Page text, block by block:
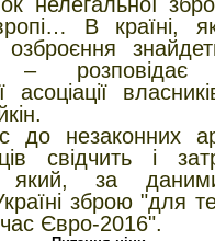
В країні,
озброєння
– розповідає
асоціації
до незаконних
свідчить і
який, за
зброю "для
час Євро-2016".